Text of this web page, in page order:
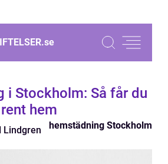
se
i Stockholm: Så får du
hem
Lindgren hemstädning Stockholm